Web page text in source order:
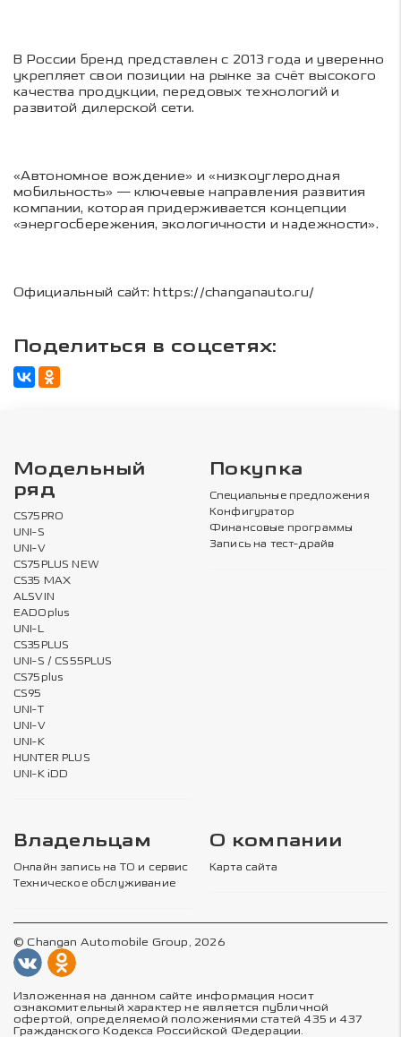
В России бренд представлен с 2013 года и уверенно
укрепляет свои позиции на рынке за счёт высокого
качества продукции, передовых технологий и
развитой дилерской сети.
«Автономное вождение» и «низкоуглеродная
мобильность» — ключевые направления развития
компании, которая придерживается концепции
«энергосбережения, экологичности и надежности».
Официальный сайт: https://changanauto.ru/
Поделиться в соцсетях:
Модельный
ряд
CS75PRO
UNI-S
UNI-V
CS75PLUS NEW
CS35 MAX
ALSVIN
EADOplus
UNI-L
CS35PLUS
UNI-S / CS55PLUS
CS75plus
CS95
UNI-T
UNI-V
UNI-K
HUNTER PLUS
UNI-K iDD
Покупка
Специальные предложения
Конфигуратор
Финансовые программы
Запись на тест-драйв
Владельцам
Онлайн запись на ТО и сервис
Техническое обслуживание
О компании
Карта сайта
© Changan Automobile Group, 2026
Изложенная на данном сайте информация носит
ознакомительный характер не является публичной
офертой, определяемой положениями статей 435 и 437
Гражданского Кодекса Российской Федерации.